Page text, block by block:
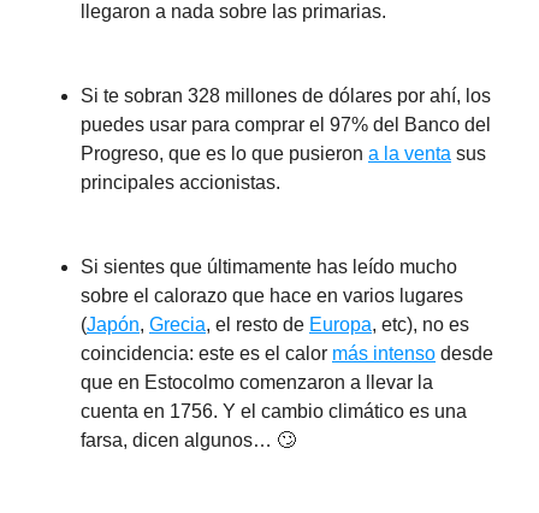
llegaron a nada sobre las primarias.
Si te sobran 328 millones de dólares por ahí, los
puedes usar para comprar el 97% del Banco del
Progreso, que es lo que pusieron a la venta sus
principales accionistas.
Si sientes que últimamente has leído mucho
sobre el calorazo que hace en varios lugares
(Japón, Grecia, el resto de Europa, etc), no es
coincidencia: este es el calor más intenso desde
que en Estocolmo comenzaron a llevar la
cuenta en 1756. Y el cambio climático es una
farsa, dicen algunos… 🙄